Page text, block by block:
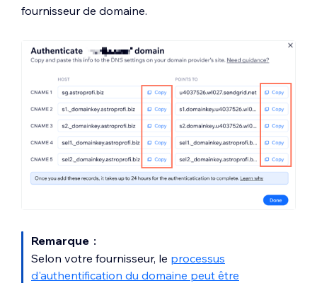
fournisseur de domaine.
Remarque :
Selon votre fournisseur, le processus
d'authentification du domaine peut être